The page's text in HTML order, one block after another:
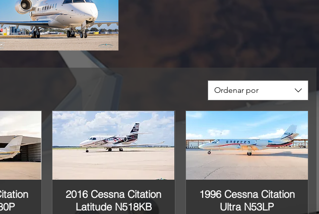
Ordenar por
Vista rápida
2016 Cessna Citation
Latitude N518KB
Vista rápida
1996 Cessna Citation
Ultra N53LP